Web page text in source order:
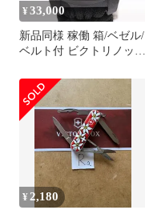
¥33,000
新品同様 稼働 箱/ベゼル/
ベルト付 ビクトリノック
241776 QZ 黒文字盤 メン
ズ腕時計 0970200 4BGT
KMT ABC22680
¥ 2,180